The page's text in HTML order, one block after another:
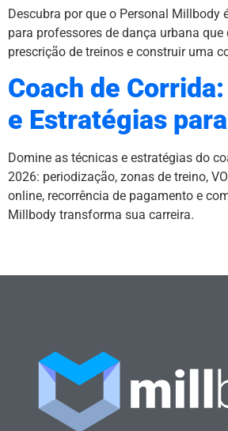
Descubra por que o Personal Millbody
para professores de dança urbana que
prescrição de treinos e construir uma
Coach de
e Estratégias
Domine as técnicas e estratégias do
2026: periodização, zonas de treino,
online, recorrência de pagamento e
Millbody transforma sua carreira.